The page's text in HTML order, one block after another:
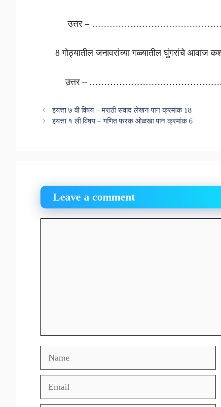
उत्तर –
8 गोठ्यातील जनावरांच्या गळ्यातील घुंगरांचे
उत्तर –
इयत्ता ७ वी विषय – मराठी संवाद लेखन पान क्रमांक 18
इयत्ता १ ली विषय – गणित फरक ओळखा पान क्रमांक 6
Leave a comment
Name
Email